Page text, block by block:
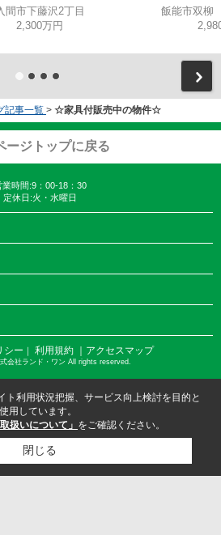
間市下藤沢2丁目
2,300万円
飯能市双柳
記事一覧 > ☆家具付販売中の物件☆
ージトップに戻る
業時間:9：00-18：30
定休日:火・水曜日
シー ｜ 利用規約 ｜アクセスマップ
会社ランド・ワン All rights reserved.
ト利用状況把握、サービス向上検討を目的と
用しています。
扱いについて」 をご確認ください。
閉じる